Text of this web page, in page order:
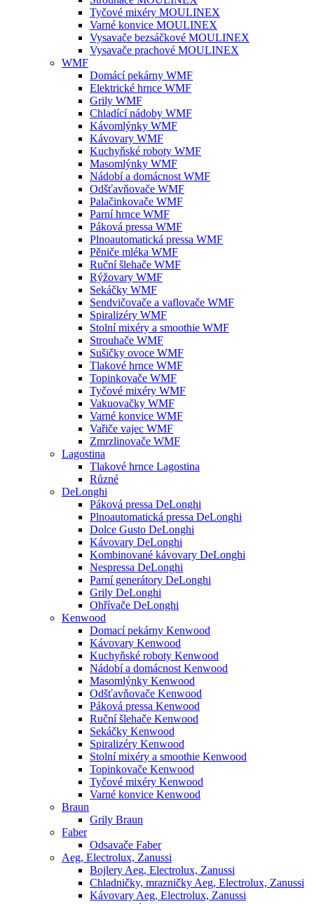
Tyčové mixéry MOULINEX
Varné konvice MOULINEX
Vysavače bezsáčkové MOULINEX
Vysavače prachové MOULINEX
WMF
Domácí pekárny WMF
Elektrické hrnce WMF
Grily WMF
Chladící nádoby WMF
Kávomlýnky WMF
Kávovary WMF
Kuchyňské roboty WMF
Masomlýnky WMF
Nádobí a domácnost WMF
Odšťavňovače WMF
Palačinkovače WMF
Parní hrnce WMF
Páková pressa WMF
Plnoautomatická pressa WMF
Pěniče mléka WMF
Ruční šlehače WMF
Rýžovary WMF
Sekáčky WMF
Sendvičovače a vaflovače WMF
Spiralizéry WMF
Stolní mixéry a smoothie WMF
Strouhače WMF
Sušičky ovoce WMF
Tlakové hrnce WMF
Topinkovače WMF
Tyčové mixéry WMF
Vakuovačky WMF
Varné konvice WMF
Vařiče vajec WMF
Zmrzlinovače WMF
Lagostina
Tlakové hrnce Lagostina
Různé
DeLonghi
Páková pressa DeLonghi
Plnoautomatická pressa DeLonghi
Dolce Gusto DeLonghi
Kávovary DeLonghi
Kombinované kávovary DeLonghi
Nespressa DeLonghi
Parní generátory DeLonghi
Grily DeLonghi
Ohřívače DeLonghi
Kenwood
Domací pekárny Kenwood
Kávovary Kenwood
Kuchyňské roboty Kenwood
Nádobí a domácnost Kenwood
Masomlýnky Kenwood
Odšťavňovače Kenwood
Páková pressa Kenwood
Ruční šlehače Kenwood
Sekáčky Kenwood
Spiralizéry Kenwood
Stolní mixéry a smoothie Kenwood
Topinkovače Kenwood
Tyčové mixéry Kenwood
Varné konvice Kenwood
Braun
Grily Braun
Faber
Odsavače Faber
Aeg, Electrolux, Zanussi
Bojlery Aeg, Electrolux, Zanussi
Chladničky, mrazničky Aeg, Electrolux, Zanussi
Kávovary Aeg, Electrolux, Zanussi